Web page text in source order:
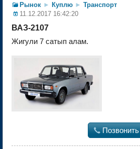
Рынок ► Куплю ► Транспорт
11.12.2017 16:42:20
ВАЗ-2107
Жигули 7 сатып алам.
 Позвонить